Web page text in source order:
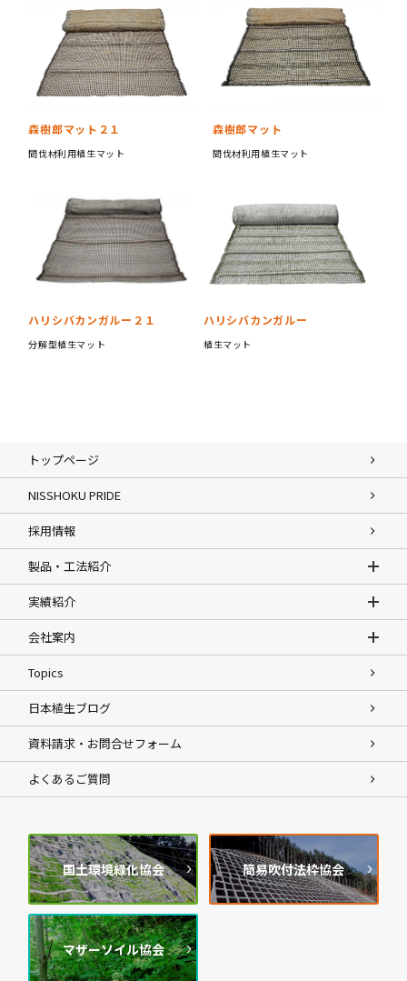
森樹郎マット２１
間伐材利用植生マット
森樹郎マット
間伐材利用植生マット
ハリシバカンガルー２１
分解型植生マット
ハリシバカンガルー
植生マット
トップページ
NISSHOKU PRIDE
採用情報
製品・工法紹介
実績紹介
会社案内
Topics
日本植生ブログ
資料請求・お問合せフォーム
よくあるご質問
国土環境緑化協会 簡易吹付法枠協会
マザーソイル協会